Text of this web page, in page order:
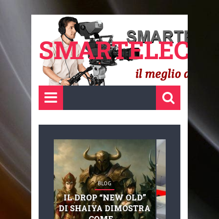
BLOG
IL DROP “NEW OLD”
DI SHAIYA DIMOSTRA